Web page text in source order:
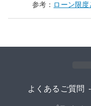
参考： ローン限
よくあるご質問 -